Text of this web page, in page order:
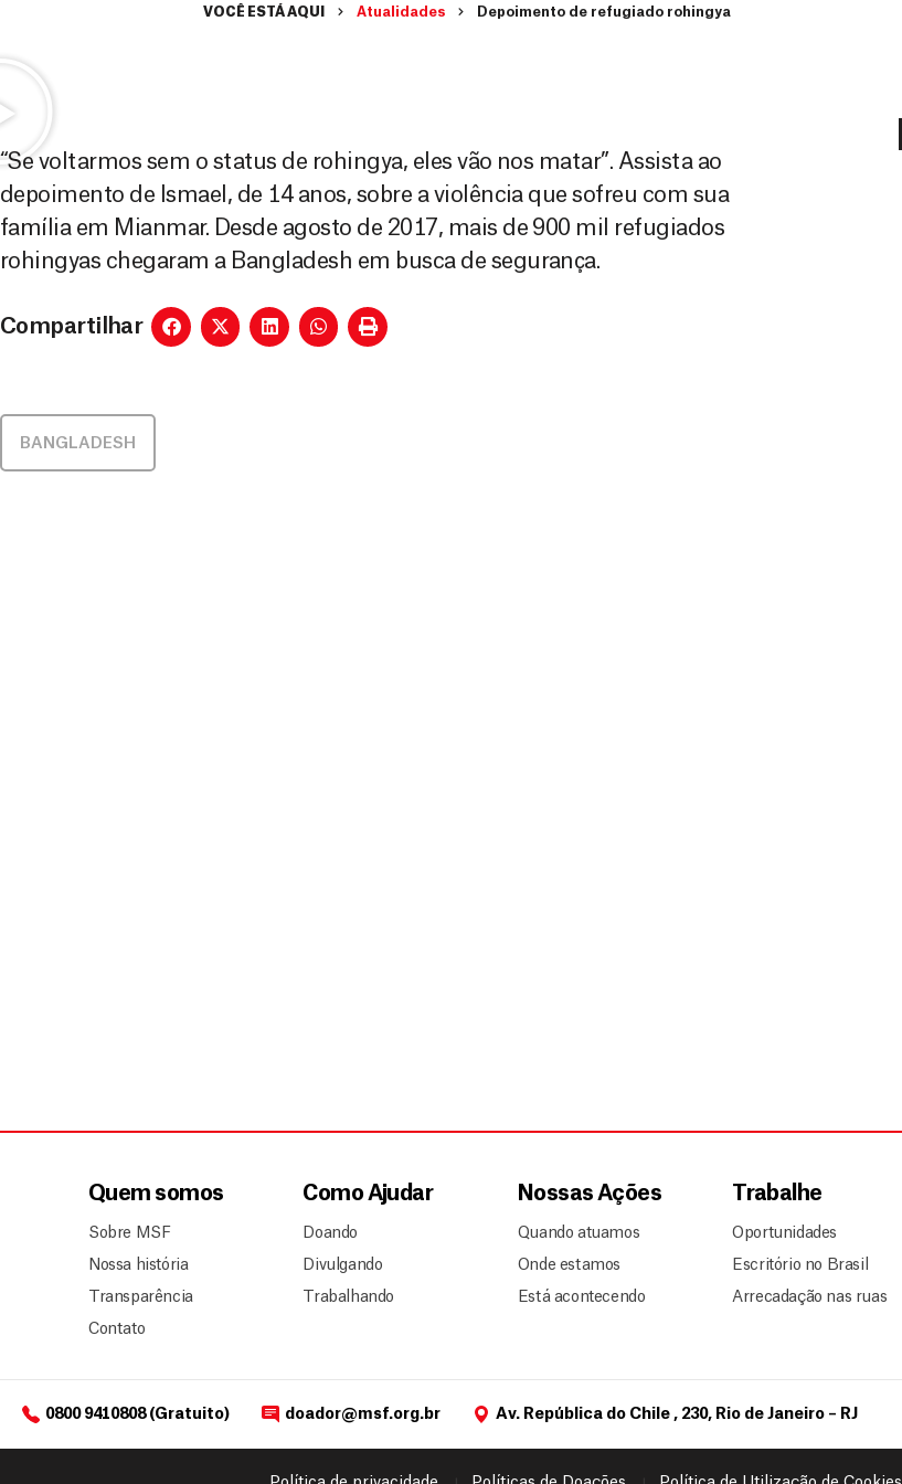
VOCÊ ESTÁ AQUI Atualidades Depoimento de refugiado rohingya
“Se voltarmos sem o status de rohingya, eles vão nos matar”. Assista ao
depoimento de Ismael, de 14 anos, sobre a violência que sofreu com sua
família em Mianmar. Desde agosto de 2017, mais de 900 mil refugiados
rohingyas chegaram a Bangladesh em busca de segurança.
Compartilhar
BANGLADESH
Quem somos
Sobre MSF
Nossa história
Transparência
Contato
Como Ajudar
Doando
Divulgando
Trabalhando
Nossas Ações
Quando atuamos
Onde estamos
Está acontecendo
Trabalhe
Oportunidades
Escritório no Brasil
Arrecadação nas ruas
0800 9410808 (Gratuito) doador@msf.org.br Av. República do Chile , 230, Rio de Janeiro – RJ